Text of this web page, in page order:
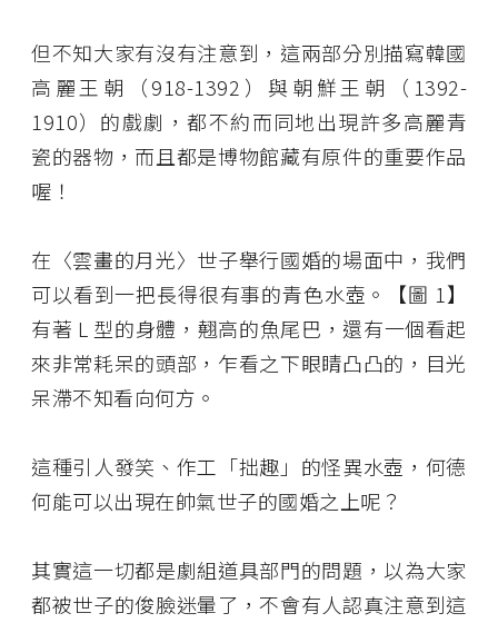
但不知大家有沒有注意到，這兩部分別描寫韓國
高麗王朝（918-1392）與朝鮮王朝（1392-
1910）的戲劇，都不約而同地出現許多高麗青
瓷的器物，而且都是博物館藏有原件的重要作品
喔！
在〈雲畫的月光〉世子舉行國婚的場面中，我們
可以看到一把長得很有事的青色水壺。【圖 1】
有著 L 型的身體，翹高的魚尾巴，還有一個看起
來非常耗呆的頭部，乍看之下眼睛凸凸的，目光
呆滯不知看向何方。
這種引人發笑、作工「拙趣」的怪異水壺，何德
何能可以出現在帥氣世子的國婚之上呢？
其實這一切都是劇組道具部門的問題，以為大家
都被世子的俊臉迷暈了，不會有人認真注意到這